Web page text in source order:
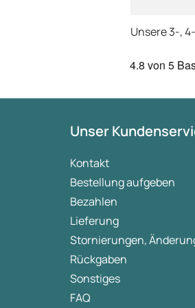
Unsere 3-,
4.8 von 5
Unser
Kontakt
Bestellung aufgeben
Bezahlen
Lieferung
Stornierungen,
Rückgaben
Sonstiges
FAQ